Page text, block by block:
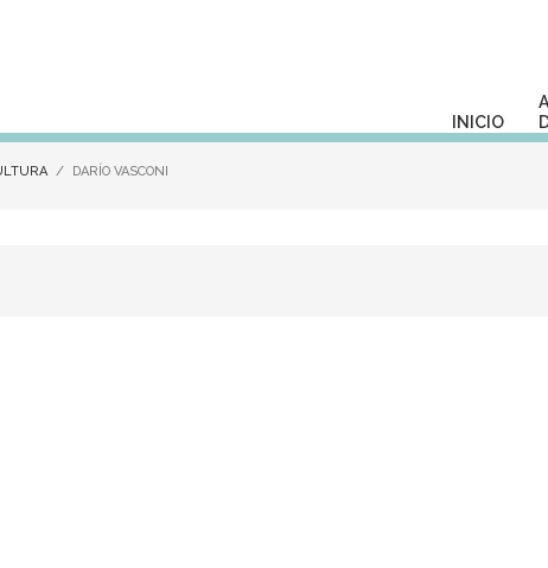
INICIO
DARÍO VASCONI